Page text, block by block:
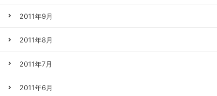
2011年9月
2011年8月
2011年7月
2011年6月